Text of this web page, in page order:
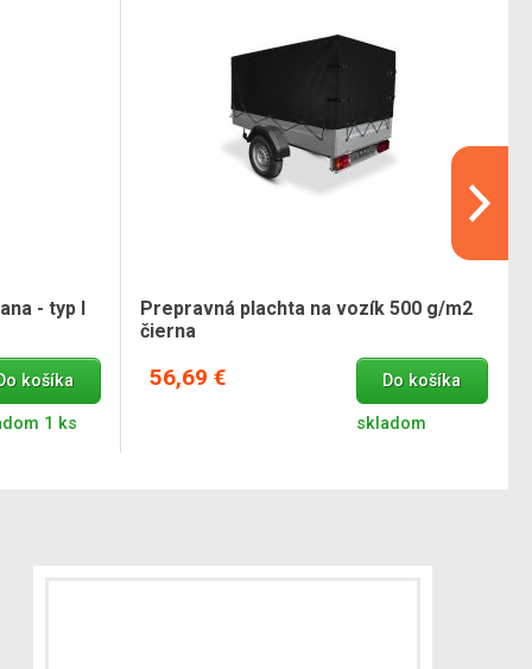
- typ I
košíka
1 ks
Prepravná plachta na vozík 500 g/m2
čierna
56,69 € Do košíka
skladom